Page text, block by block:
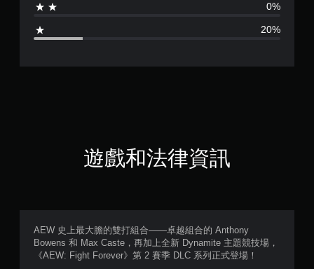
3
8
0%
20%
遊戲和法律資訊
AEW 史上最大膽的雙打組合——卓越組合的 Anthony
Bowens 和 Max Caste，再加上全新 Dynamite 主題競技場，
《AEW: Fight Forever》第 2 賽季 DLC 系列正式登場！